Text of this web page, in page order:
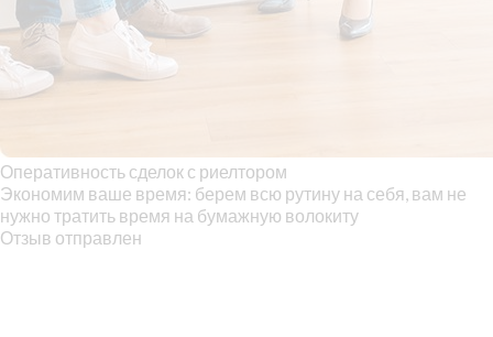
Оперативность сделок с риелтором
Экономим ваше время: берем всю рутину на себя, вам не
нужно тратить время на бумажную волокиту
Отзыв отправлен